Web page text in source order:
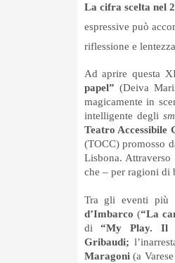
La cifra scelta nel
espressive può
riflessione e
Ad aprire questa
papel” (Deiva
magicamente in
intelligente degli
Teatro Accessibile
(TOCC) promosso
Lisbona.
che – per ragioni di
Tra gli eventi più
d’Imbarco (“La
di“My Play. Il
Gribaudi;
Maragoni(a